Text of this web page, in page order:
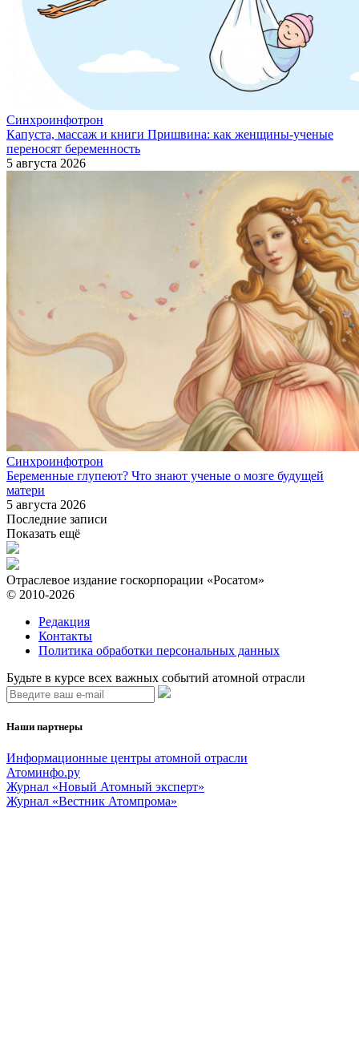
Синхроинфотрон
Капуста, массаж и книги Пришвина: как женщины-ученые
переносят беременность
5 августа 2026
Синхроинфотрон
Беременные глупеют? Что знают ученые о мозге будущей
матери
5 августа 2026
Последние записи
Показать ещё
Отраслевое издание госкорпорации «Росатом»
© 2010-2026
Редакция
Контакты
Политика обработки персональных данных
Будьте в курсе всех важных событий атомной отрасли
Наши партнеры
Информационные центры атомной отрасли
Атоминфо.ру
Журнал «Новый Атомный эксперт»
Журнал «Вестник Атомпрома»